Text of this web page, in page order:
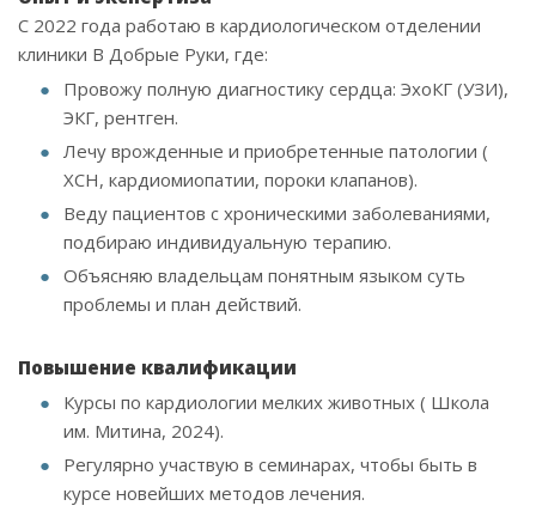
С 2022 года работаю в кардиологическом отделении
клиники В Добрые Руки, где:
Провожу полную диагностику сердца: ЭхоКГ (УЗИ),
ЭКГ, рентген.
Лечу врожденные и приобретенные патологии (
ХСН, кардиомиопатии, пороки клапанов).
Веду пациентов с хроническими заболеваниями,
подбираю индивидуальную терапию.
Объясняю владельцам понятным языком суть
проблемы и план действий.
Повышение квалификации
Курсы по кардиологии мелких животных ( Школа
им. Митина, 2024).
Регулярно участвую в семинарах, чтобы быть в
курсе новейших методов лечения.